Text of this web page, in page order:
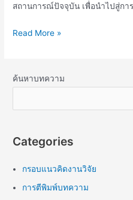
สถานการณ์ปัจจุบัน เพื่อนำไปสู่ก
Read More »
ค้นหาบทความ
Categories
กรอบแนวคิดงานวิจัย
การตีพิมพ์บทความ